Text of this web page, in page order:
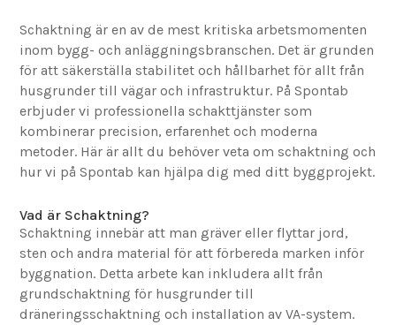
Schaktning är en av de mest kritiska arbetsmomenten
inom bygg- och anläggningsbranschen. Det är grunden
för att säkerställa stabilitet och hållbarhet för allt från
husgrunder till vägar och infrastruktur. På Spontab
erbjuder vi professionella schakttjänster som
kombinerar precision, erfarenhet och moderna
metoder. Här är allt du behöver veta om schaktning och
hur vi på Spontab kan hjälpa dig med ditt byggprojekt.
Vad är Schaktning?
Schaktning innebär att man gräver eller flyttar jord,
sten och andra material för att förbereda marken inför
byggnation. Detta arbete kan inkludera allt från
grundschaktning för husgrunder till
dräneringsschaktning och installation av VA-system.